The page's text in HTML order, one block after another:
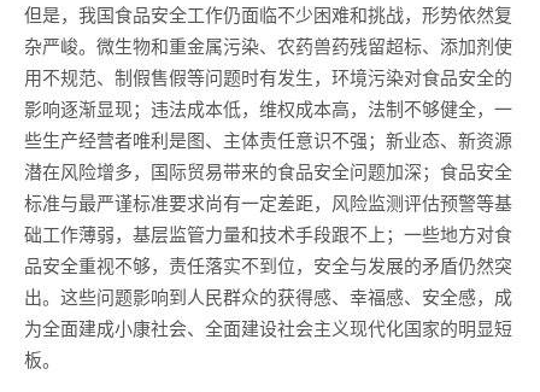
但是，我国食品安全工作仍面临不少困难和挑战，形势依然复
杂严峻。微生物和重金属污染、农药兽药残留超标、添加剂使
用不规范、制假售假等问题时有发生，环境污染对食品安全的
影响逐渐显现；违法成本低，维权成本高，法制不够健全，一
些生产经营者唯利是图、主体责任意识不强；新业态、新资源
潜在风险增多，国际贸易带来的食品安全问题加深；食品安全
标准与最严谨标准要求尚有一定差距，风险监测评估预警等基
础工作薄弱，基层监管力量和技术手段跟不上；一些地方对食
品安全重视不够，责任落实不到位，安全与发展的矛盾仍然突
出。这些问题影响到人民群众的获得感、幸福感、安全感，成
为全面建成小康社会、全面建设社会主义现代化国家的明显短
板。